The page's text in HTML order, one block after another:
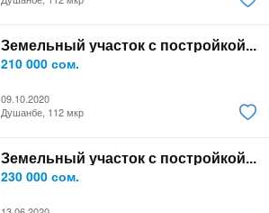
Земельный участок с постройкой...
210 000 сом.
09.10.2020
Душанбе, 112 мкр
Земельный участок с постройкой...
230 000 сом.